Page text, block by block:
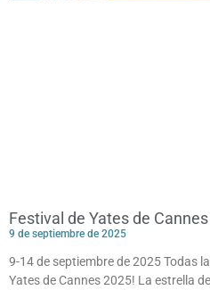
Festival de Yates de
9 de septiembre de 2025
9-14 de septiembre de 2025 Todas
Yates de Cannes 2025! La estrella